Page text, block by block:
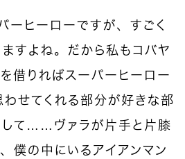
ーヒーローですが、すごく
すよね。だから私もコバヤ
借りればスーパーヒーロー
せてくれる部分が好きな部
して……ヴァラが片手と片膝
僕の中にいるアイアンマン